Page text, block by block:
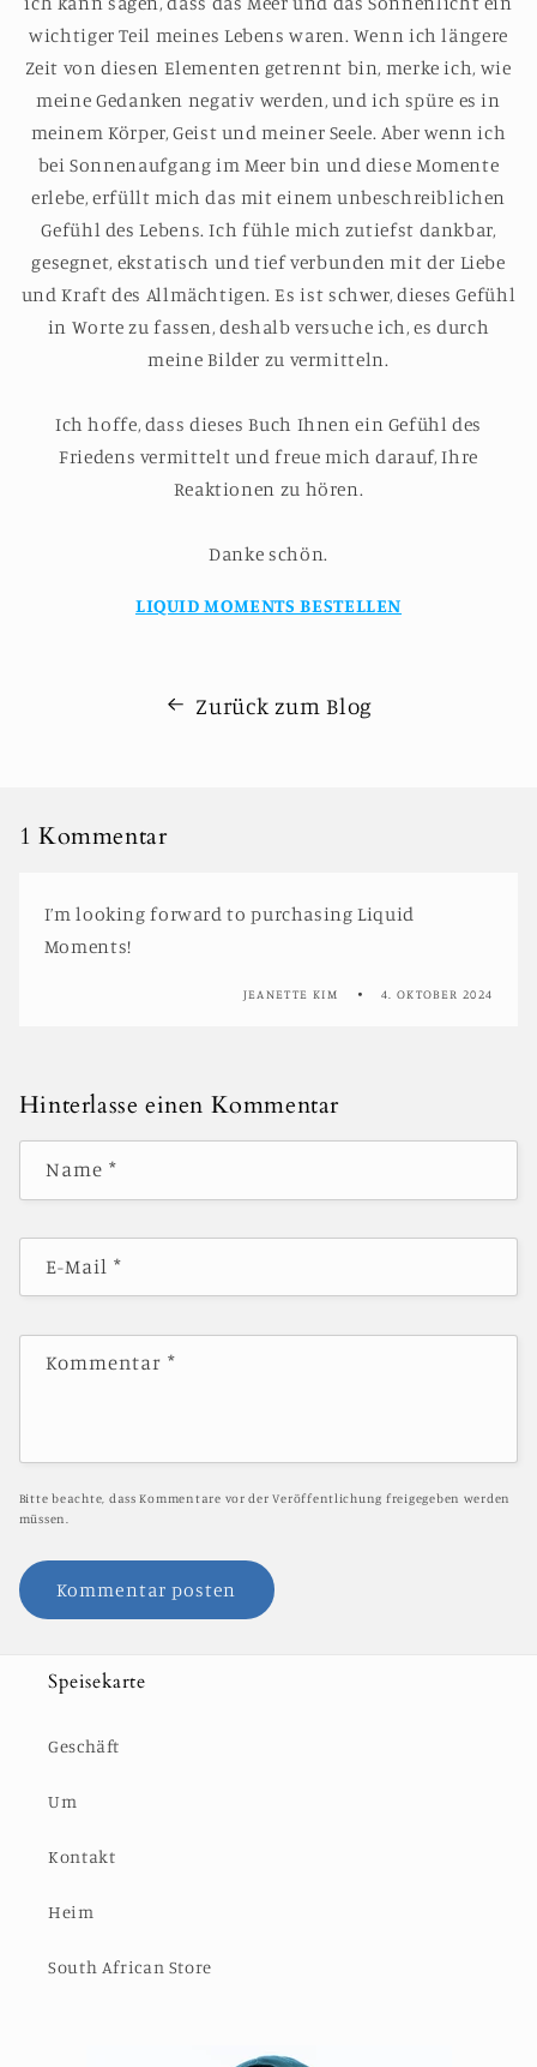
wichtiger Teil meines Lebens waren. Wenn ich längere
Zeit von diesen Elementen getrennt bin, merke ich, wie
meine Gedanken negativ werden, und ich spüre es in
meinem Körper, Geist und meiner Seele. Aber wenn ich
bei Sonnenaufgang im Meer bin und diese Momente
erlebe, erfüllt mich das mit einem unbeschreiblichen
Gefühl des Lebens. Ich fühle mich zutiefst dankbar,
gesegnet, ekstatisch und tief verbunden mit der Liebe
und Kraft des Allmächtigen. Es ist schwer, dieses Gefühl
in Worte zu fassen, deshalb versuche ich, es durch
meine Bilder zu vermitteln.
Ich hoffe, dass dieses Buch Ihnen ein Gefühl des
Friedens vermittelt und freue mich darauf, Ihre
Reaktionen zu hören.
Danke schön.
LIQUID MOMENTS BESTELLEN
Zurück zum Blog
1 Kommentar
I’m looking forward to purchasing Liquid
Moments!
JEANETTE KIM 4. OKTOBER 2024
Hinterlasse einen Kommentar
Name *
E-Mail*
Kommentar*
Bitte beachte, dass Kommentare vor der Veröffentlichung freigegeben werden
müssen.
Speisekarte
Geschäft
Um
Kontakt
Heim
South African Store